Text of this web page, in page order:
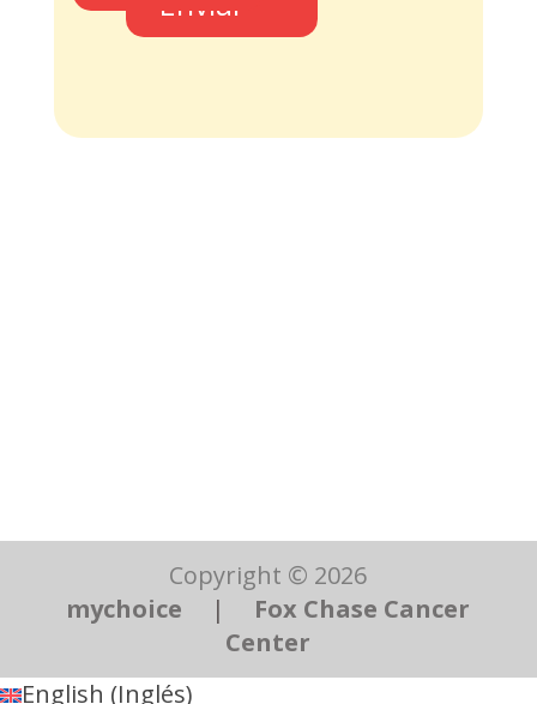
Copyright © 2026
mychoice
|
Fox Chase Cancer
Center
English (Inglés)